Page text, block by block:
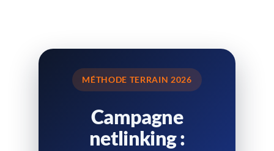
MÉTHODE TERRAIN 2026
Campagne
netlinking :